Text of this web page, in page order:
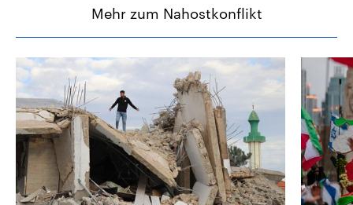
Mehr zum Nahostkonflikt